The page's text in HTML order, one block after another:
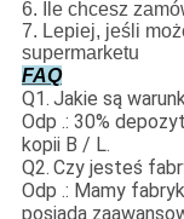
6. Ile chcesz
7. Lepiej, jeśli
supermarketu
FAQ
Q1. Jakie są
Odp .: 30%
kopii B / L.
Q2. Czy jesteś
Odp .: Mamy
posiada